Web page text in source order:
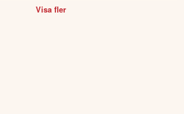
Visa fler